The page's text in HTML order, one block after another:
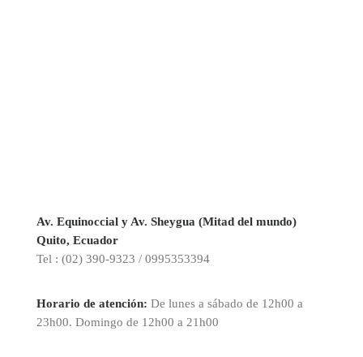
Av. Equinoccial y Av. Sheygua (Mitad del mundo)
Quito, Ecuador
Tel : (02) 390-9323 / 0995353394
Horario de atención: De lunes a sábado de 12h00 a
23h00. Domingo de 12h00 a 21h00